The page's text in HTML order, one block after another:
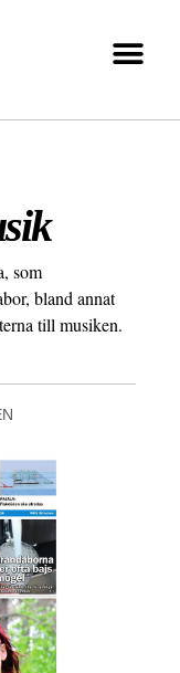
som
bland annat
till musiken.